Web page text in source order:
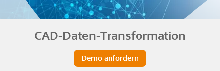
CAD-Daten-Transformation
Demo anfordern